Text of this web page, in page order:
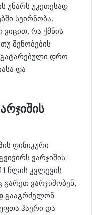
უნარს უკეთესად
სეირნობა.
ვიცით, რა ქმნის
შენობების
გატარებული დრო
და
ფიზიკური
ვარჯიშის
წლის კვლევის
გარეთ ვარჯიშობენ,
გააგრძელონ
ჰაერი და